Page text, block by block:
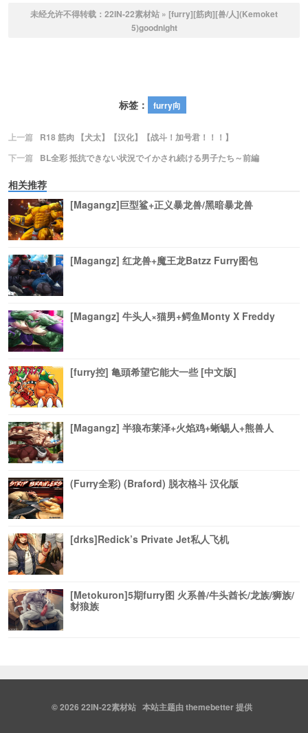
未经允许不得转载： 22IN-22素材站 » [furry][筋肉][兽/人](Kemoket
5)goodnight
标签： furry向
上一篇
R18 筋肉 【犬太】【汉化】【战斗！加号君！！！】
下一篇
BL全彩 抵抗できない状況でイかされ続ける男子たち～前編
相关推荐
[Magangz]巨型鲨+正义暴龙兽/黑暗暴龙兽
[Magangz] 红龙兽+魔王龙Batzz Furry图包
[Magangz] 牛头人×猫男+鳄鱼Monty X Freddy
[furry控] 亀頭希望它能大一些 [中文版]
[Magangz] 半狼布莱泽+火焰鸡+蜥蜴人+熊兽人
(Furry全彩) (Braford) 脱衣格斗 汉化版
[drks]Redick’s Private Jet私人飞机
[Metokuron]5期furry图 火系兽/牛头酋长/龙族/狮族/
豺狼族
© 2026 22IN-22素材站 本站主题由themebetter提供